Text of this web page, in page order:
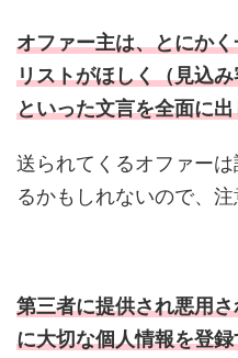
オファー主は、とにか
リストがほしく（見込
といった文言を全面に
送られてくるオファー
るかもしれないので、注
第三者に提供され悪用
に大切な個人情報を登